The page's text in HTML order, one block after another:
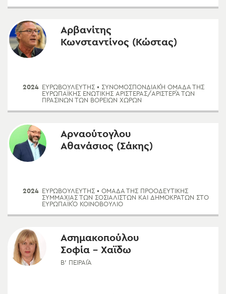
Αρβανίτης
Κωνσταντίνος (Κώστας)
2024 ΕΥΡΩΒΟΥΛΕΥΤΗΣ • ΣΥΝΟΜΟΣΠΟΝΔΙΑΚΉ ΟΜΆΔΑ ΤΗΣ
ΕΥΡΩΠΑΪΚΉΣ ΕΝΩΤΙΚΉΣ ΑΡΙΣΤΕΡΆΣ/ΑΡΙΣΤΕΡΆ ΤΩΝ
ΠΡΑΣΊΝΩΝ ΤΩΝ ΒΟΡΕΊΩΝ ΧΩΡΏΝ
Αρναούτογλου
Αθανάσιος (Σάκης)
2024 ΕΥΡΩΒΟΥΛΕΥΤΗΣ • ΟΜΆΔΑ ΤΗΣ ΠΡΟΟΔΕΥΤΙΚΉΣ
ΣΥΜΜΑΧΊΑΣ ΤΩΝ ΣΟΣΙΑΛΙΣΤΏΝ ΚΑΙ ΔΗΜΟΚΡΑΤΏΝ ΣΤΟ
ΕΥΡΩΠΑΪΚΌ ΚΟΙΝΟΒΟΎΛΙΟ
Ασημακοπούλου
Σοφία - Χαϊδω
Β' ΠΕΙΡΑΙΆ